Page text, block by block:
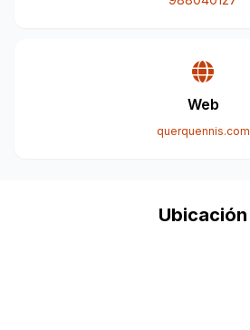
Web
querquennis.com
Ubicación